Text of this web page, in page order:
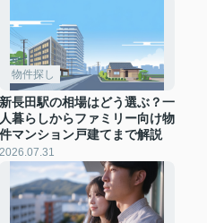
物件探し
新長田駅の相場はどう選ぶ？一
人暮らしからファミリー向け物
件マンション戸建てまで解説
2026.07.31